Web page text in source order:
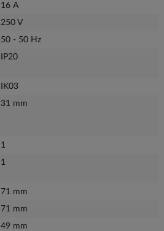
16 A
250 V
50 - 50 Hz
IP20
IK03
31 mm
1
1
71 mm
71 mm
49 mm